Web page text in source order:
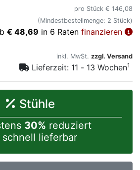
pro Stück € 146,08
(Mindestbestellmenge: 2 Stück)
€ 48,69 in 6 Raten finanzieren
inkl. MwSt. zzgl. Versand
Lieferzeit: 11 - 13 Wochen1
Stühle
30% reduziert
schnell lieferbar